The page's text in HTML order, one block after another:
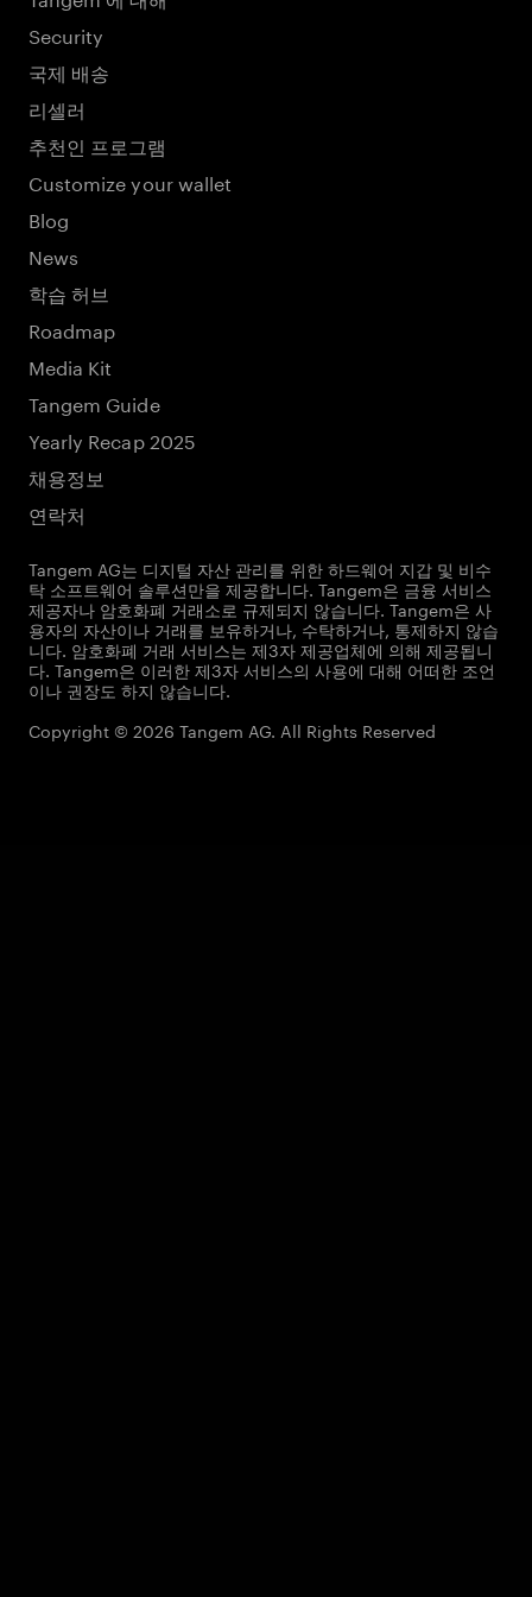
Security
국제 배송
리셀러
추천인 프로그램
Customize your wallet
Blog
News
학습 허브
Roadmap
Media Kit
Tangem Guide
Yearly Recap 2025
채용정보
연락처
Tangem AG는 디지털 자산 관리를 위한 하드웨어 지갑 및 비수
탁 소프트웨어 솔루션만을 제공합니다. Tangem은 금융 서비스
제공자나 암호화폐 거래소로 규제되지 않습니다. Tangem은 사
용자의 자산이나 거래를 보유하거나, 수탁하거나, 통제하지 않습
니다. 암호화폐 거래 서비스는 제3자 제공업체에 의해 제공됩니
다. Tangem은 이러한 제3자 서비스의 사용에 대해 어떠한 조언
이나 권장도 하지 않습니다.